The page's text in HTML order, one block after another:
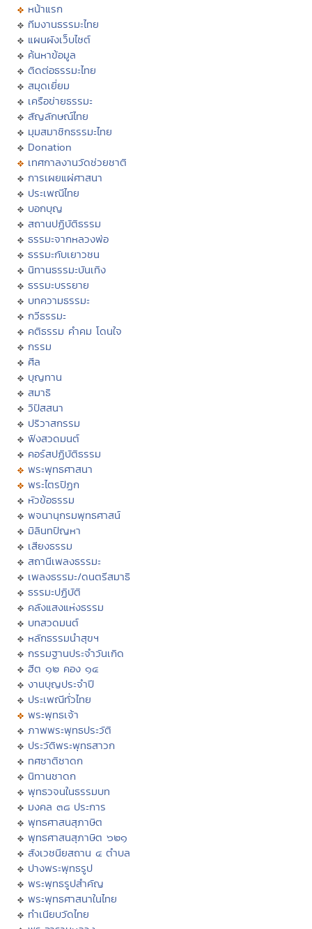
หน้าแรก
ทีมงานธรรมะไทย
แผนผังเว็บไซต์
ค้นหาข้อมูล
ติดต่อธรรมะไทย
สมุดเยี่ยม
เครือข่ายธรรมะ
สัญลักษณ์ไทย
มุมสมาชิกธรรมะไทย
Donation
เทศกาลงานวัดช่วยชาติ
การเผยแผ่ศาสนา
ประเพณีไทย
บอกบุญ
สถานปฏิบัติธรรม
ธรรมะจากหลวงพ่อ
ธรรมะกับเยาวชน
นิทานธรรมะบันเทิง
ธรรมะบรรยาย
บทความธรรมะ
กวีธรรมะ
คติธรรม คำคม โดนใจ
กรรม
ศีล
บุญทาน
สมาธิ
วิปัสสนา
ปริวาสกรรม
ฟังสวดมนต์
คอร์สปฏิบัติธรรม
พระพุทธศาสนา
พระไตรปิฏก
หัวข้อธรรม
พจนานุกรมพุทธศาสน์
มิลินทปัญหา
เสียงธรรม
สถานีเพลงธรรมะ
เพลงธรรมะ/ดนตรีสมาธิ
ธรรมะปฏิบัติ
คลังแสงแห่งธรรม
บทสวดมนต์
หลักธรรมนำสุขฯ
กรรมฐานประจำวันเกิด
ฮีต ๑๒ คอง ๑๔
งานบุญประจำปี
ประเพณีทั่วไทย
พระพุทธเจ้า
ภาพพระพุทธประวัติ
ประวัติพระพุทธสาวก
ทศชาติชาดก
นิทานชาดก
พุทธวจนในธรรมบท
มงคล ๓๘ ประการ
พุทธศาสนสุภาษิต
พุทธศาสนสุภาษิต ๖๒๑
สังเวชนียสถาน ๔ ตำบล
ปางพระพุทธรูป
พระพุทธรูปสำคัญ
พระพุทธศาสนาในไทย
ทำเนียบวัดไทย